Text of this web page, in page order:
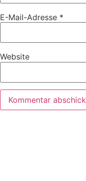
E-Mail-Adresse *
Website